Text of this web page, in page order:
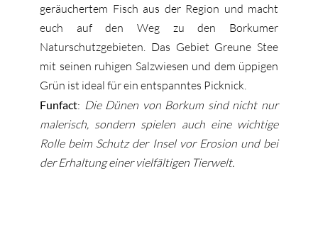
geräuchertem Fisch aus der Region und macht
euch auf den Weg zu den Borkumer
Naturschutzgebieten. Das Gebiet Greune Stee
mit seinen ruhigen Salzwiesen und dem üppigen
Grün ist ideal für ein entspanntes Picknick.
Funfact: Die Dünen von Borkum sind nicht nur
malerisch, sondern spielen auch eine wichtige
Rolle beim Schutz der Insel vor Erosion und bei
der Erhaltung einer vielfältigen Tierwelt.